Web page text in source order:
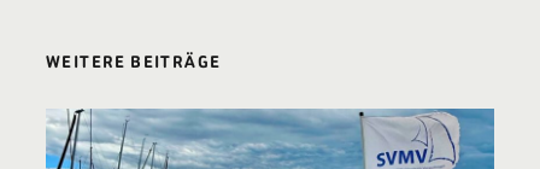
WEITERE BEITRÄGE